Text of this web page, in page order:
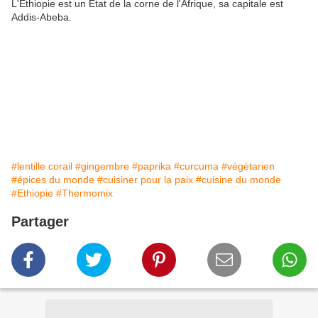
L'Ethiopie est un État de la corne de l'Afrique, sa capitale est
Addis-Abeba.
#lentille corail #gingembre #paprika #curcuma #végétarien
#épices du monde #cuisiner pour la paix #cuisine du monde
#Ethiopie #Thermomix
Partager